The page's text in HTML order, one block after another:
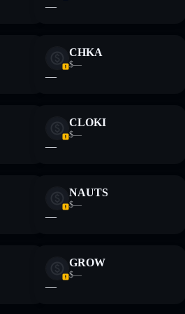
—
CHKA
$—
—
CLOKI
$—
—
NAUTS
$—
—
GROW
$—
—